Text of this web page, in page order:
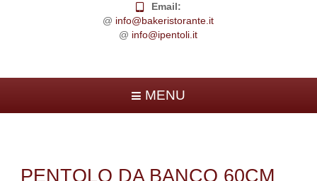
Email:
@ info@bakeristorante.it
@ info@ipentoli.it
MENU
PENTOLO DA BANCO 60CM